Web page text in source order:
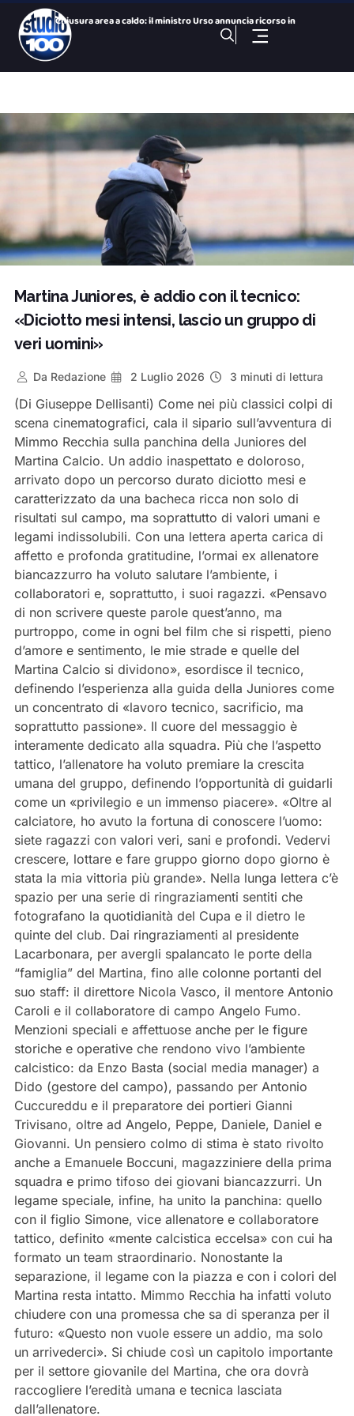
Chiusura area a caldo: il ministro Urso annuncia ricorso in
Giochi del Mediterraneo: Conto alla Rovescia, puntata del 7
100 NOTIZIE, TG SPORTIVO DEL 7 Agosto 2026. Eccellenza, ecco
100 NOTIZIE, TG H 14:00 DEL 7 Agosto 2026. ex Ilva ministro
Incidente all’ex Ilva : operaio gravemente ferito all&
100 NOTIZIE, TG H 19:30 DEL 6 Agosto 2026. ex Ilva, ultimi c
Rettifica del Liceo Battaglini: “Le dichiarazioni diff
Eolico offshore, Renexia punta su Taranto: investimento da 1
Al via le iscrizioni per il corso ITS Cuccovillo a Taranto
Martina Juniores, è addio con il tecnico:
«Diciotto mesi intensi, lascio un gruppo di
veri uomini»
Da Redazione 2 Luglio 2026 3 minuti di lettura
(Di Giuseppe Dellisanti) Come nei più classici colpi di
scena cinematografici, cala il sipario sull’avventura di
Mimmo Recchia sulla panchina della Juniores del
Martina Calcio. Un addio inaspettato e doloroso,
arrivato dopo un percorso durato diciotto mesi e
caratterizzato da una bacheca ricca non solo di
risultati sul campo, ma soprattutto di valori umani e
legami indissolubili. Con una lettera aperta carica di
affetto e profonda gratitudine, l’ormai ex allenatore
biancazzurro ha voluto salutare l’ambiente, i
collaboratori e, soprattutto, i suoi ragazzi. «Pensavo
di non scrivere queste parole quest’anno, ma
purtroppo, come in ogni bel film che si rispetti, pieno
d’amore e sentimento, le mie strade e quelle del
Martina Calcio si dividono», esordisce il tecnico,
definendo l’esperienza alla guida della Juniores come
un concentrato di «lavoro tecnico, sacrificio, ma
soprattutto passione». Il cuore del messaggio è
interamente dedicato alla squadra. Più che l’aspetto
tattico, l’allenatore ha voluto premiare la crescita
umana del gruppo, definendo l’opportunità di guidarli
come un «privilegio e un immenso piacere». «Oltre al
calciatore, ho avuto la fortuna di conoscere l’uomo:
siete ragazzi con valori veri, sani e profondi. Vedervi
crescere, lottare e fare gruppo giorno dopo giorno è
stata la mia vittoria più grande». Nella lunga lettera c’è
spazio per una serie di ringraziamenti sentiti che
fotografano la quotidianità del Cupa e il dietro le
quinte del club. Dai ringraziamenti al presidente
Lacarbonara, per avergli spalancato le porte della
“famiglia” del Martina, fino alle colonne portanti del
suo staff: il direttore Nicola Vasco, il mentore Antonio
Caroli e il collaboratore di campo Angelo Fumo.
Menzioni speciali e affettuose anche per le figure
storiche e operative che rendono vivo l’ambiente
calcistico: da Enzo Basta (social media manager) a
Dido (gestore del campo), passando per Antonio
Cuccureddu e il preparatore dei portieri Gianni
Trivisano, oltre ad Angelo, Peppe, Daniele, Daniel e
Giovanni. Un pensiero colmo di stima è stato rivolto
anche a Emanuele Boccuni, magazziniere della prima
squadra e primo tifoso dei giovani biancazzurri. Un
legame speciale, infine, ha unito la panchina: quello
con il figlio Simone, vice allenatore e collaboratore
tattico, definito «mente calcistica eccelsa» con cui ha
formato un team straordinario. Nonostante la
separazione, il legame con la piazza e con i colori del
Martina resta intatto. Mimmo Recchia ha infatti voluto
chiudere con una promessa che sa di speranza per il
futuro: «Questo non vuole essere un addio, ma solo
un arrivederci». Si chiude così un capitolo importante
per il settore giovanile del Martina, che ora dovrà
raccogliere l’eredità umana e tecnica lasciata
dall’allenatore.